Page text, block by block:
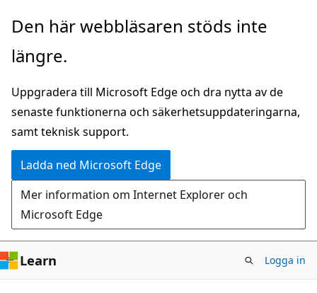
Hoppa
huvudinnehåll
Den här webbläsaren stöds inte
längre.
Uppgradera till Microsoft Edge och dra nytta av de
senaste funktionerna och säkerhetsuppdateringarna,
samt teknisk support.
Ladda ned Microsoft Edge
Mer information om Internet Explorer och
Microsoft Edge
Learn Logga in